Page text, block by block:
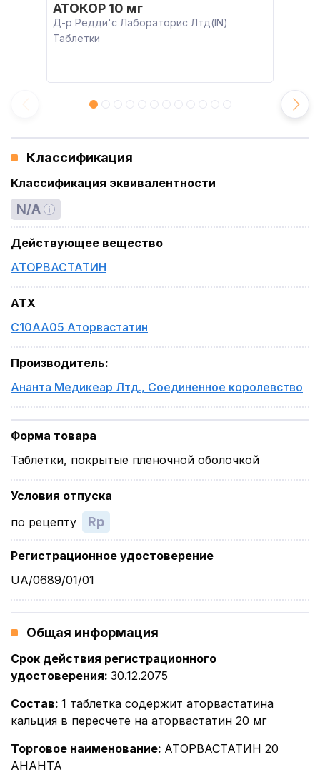
АТОКОР 10 мг
Д-р Редди'с Лабораторис Лтд(IN)
Таблетки
Классификация
Классификация эквивалентности
N/A
Действующее вещество
АТОРВАСТАТИН
ATX
C10AA05 Аторвастатин
Производитель:
Ананта Медикеар Лтд., Соединенное королевство
Форма товара
Таблетки, покрытые пленочной оболочкой
Условия отпуска
по рецепту
Rp
Регистрационное удостоверение
UA/0689/01/01
Общая информация
Срок действия регистрационного
удостоверения: 30.12.2075
Состав: 1 таблетка содержит аторвастатина
кальция в пересчете на аторвастатин 20 мг
Торговое наименование: АТОРВАСТАТИН 20
АНАНТА